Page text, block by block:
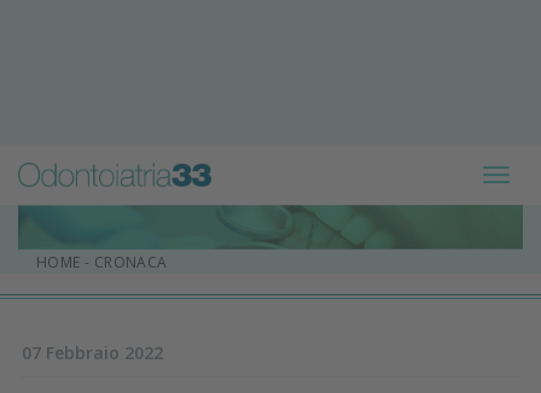
HOME - CRONACA
07 Febbraio 2022